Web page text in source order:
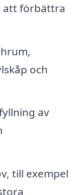
att förbättra
och
av
till exempel